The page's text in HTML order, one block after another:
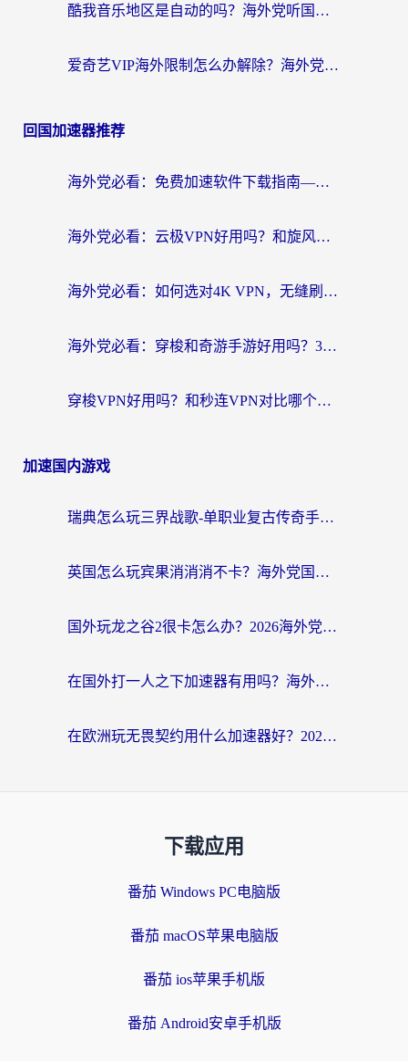
酷我音乐地区是自动的吗？海外党听国内音乐看视频的真实解决方案
爱奇艺VIP海外限制怎么办解除？海外党追剧看片的终极解决方案
回国加速器推荐
海外党必看：免费加速软件下载指南——无缝访问国内资源的正确打开方式
海外党必看：云极VPN好用吗？和旋风VPN对比哪个回国效果更好？附真实体验+选择攻略
海外党必看：如何选对4K VPN，无缝刷国内剧听网易云？
海外党必看：穿梭和奇游手游好用吗？3步选对回国加速器，流畅看CCTV5海外直播
穿梭VPN好用吗？和秒连VPN对比哪个回国效果更好？海外党亲测实用指南
加速国内游戏
瑞典怎么玩三界战歌-单职业复古传奇手游？海外党国服游戏加速终极指南
英国怎么玩宾果消消消不卡？海外党国服游戏加速终极攻略（附守望第九大陆解决办法）
国外玩龙之谷2很卡怎么办？2026海外党必看的国服游戏加速全攻略
在国外打一人之下加速器有用吗？海外党国服游戏畅玩全攻略
在欧洲玩无畏契约用什么加速器好？2026海外党亲测有效指南
下载应用
番茄 Windows PC电脑版
番茄 macOS苹果电脑版
番茄 ios苹果手机版
番茄 Android安卓手机版